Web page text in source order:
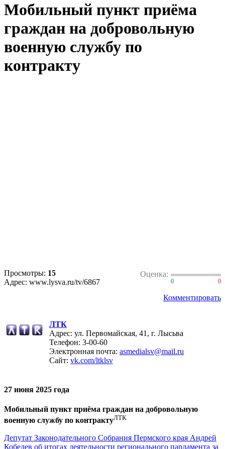
Мобильный пункт приёма
граждан на добровольную
военную службу по
контракту
Просмотры: 15
Адрес: www.lysva.ru/tv/6867
Оценка:
0 0
Комментировать
ЛТК
Адрес: ул. Первомайская, 41, г. Лысьва
Телефон: 3-00-60
Электронная почта: asmedialsv@mail.ru
Сайт: vk.com/ltklsv
27 июня 2025 года
Мобильный пункт приёма граждан на добровольную
военную службу по контрактуЛТК
Депутат Законодательного Собрания Пермского края Андрей
Кобелев об итогах деятельности регионального парламента за